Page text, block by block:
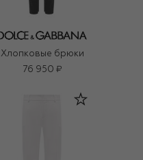
Хлопковые брюки
76 950 ₽